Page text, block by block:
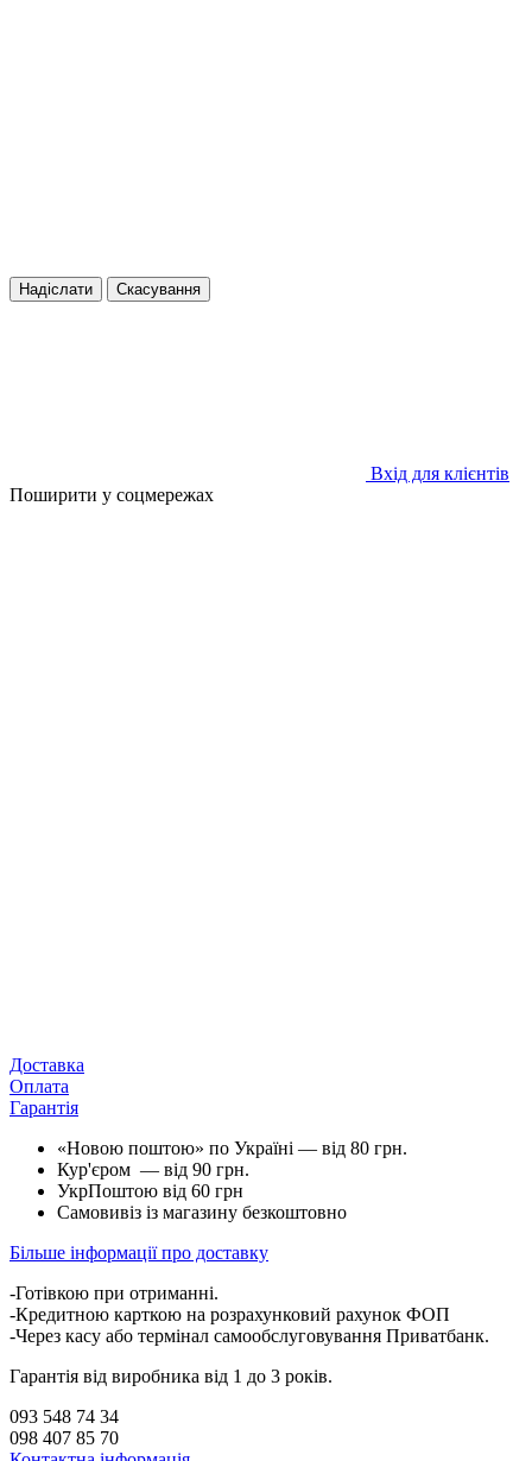
Надіслати Скасування
Вхід для клієнтів
Поширити у соцмережах
Доставка
Оплата
Гарантія
«Новою поштою» по Україні — від 80 грн.
Кур'єром — від 90 грн.
УкрПоштою від 60 грн
Самовивіз із магазину безкоштовно
Більше інформації про доставку
-Готівкою при отриманні.
-Кредитною карткою на розрахунковий рахунок ФОП
-Через касу або термінал самообслуговування Приватбанк.
Гарантія від виробника від 1 до 3 років.
093 548 74 34
098 407 85 70